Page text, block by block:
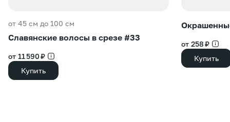
от 45 см до 100 см
Славянские волосы в срезе #33
от 11 590 ₽
Купить
от 258 ₽
Купить